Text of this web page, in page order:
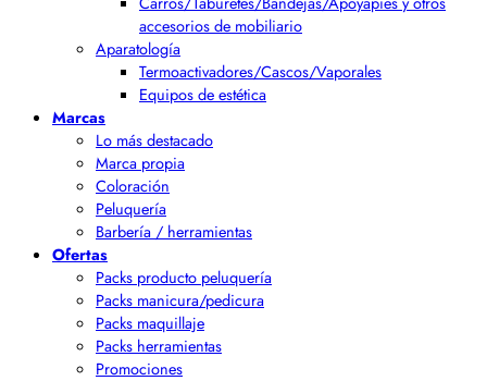
accesorios de mobiliario
Aparatología
Termoactivadores/Cascos/Vaporales
Equipos de estética
Marcas
Lo más destacado
Marca propia
Coloración
Peluquería
Barbería / herramientas
Ofertas
Packs producto peluquería
Packs manicura/pedicura
Packs maquillaje
Packs herramientas
Promociones